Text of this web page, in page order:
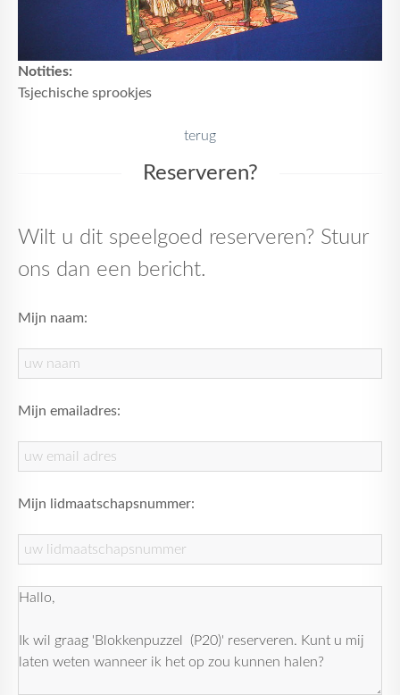
Notities:
Tsjechische sprookjes
terug
Reserveren?
Wilt u dit speelgoed reserveren? Stuur
ons dan een bericht.
Mijn naam:
Mijn emailadres:
Mijn lidmaatschapsnummer: